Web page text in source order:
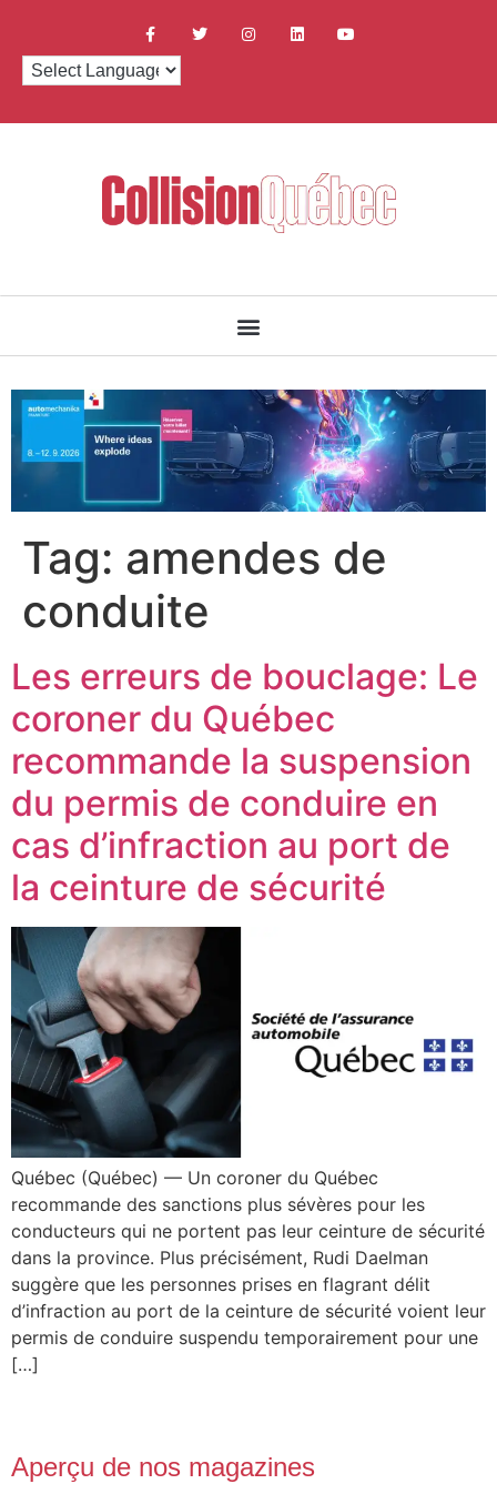
Tag: amendes de
conduite
Les erreurs de bouclage: Le
coroner du Québec
recommande la suspension
du permis de conduire en
cas d’infraction au port de
la ceinture de sécurité
Québec (Québec) — Un coroner du Québec
recommande des sanctions plus sévères pour les
conducteurs qui ne portent pas leur ceinture de sécurité
dans la province. Plus précisément, Rudi Daelman
suggère que les personnes prises en flagrant délit
d’infraction au port de la ceinture de sécurité voient leur
permis de conduire suspendu temporairement pour une
[…]
Aperçu de nos magazines